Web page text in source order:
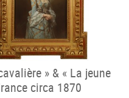
» & « La jeune
circa 1870